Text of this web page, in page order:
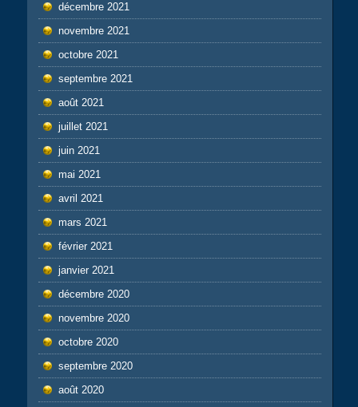
décembre 2021
novembre 2021
octobre 2021
septembre 2021
août 2021
juillet 2021
juin 2021
mai 2021
avril 2021
mars 2021
février 2021
janvier 2021
décembre 2020
novembre 2020
octobre 2020
septembre 2020
août 2020